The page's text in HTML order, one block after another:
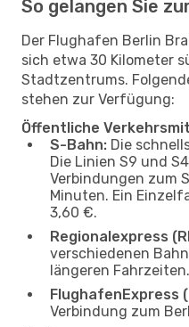
So gelangen Sie
Der Flughafen Berlin
sich etwa 30 Kilometer
Stadtzentrums.
stehen zur Verfügung:
Öffentliche
S-Bahn: Die
Die Linien S9 und
Verbindungen zum
Minuten. Ein
3,60 €.
Regionalexpress
verschiedenen
längeren Fahrzeiten.
FlughafenExpress
Verbindung zum